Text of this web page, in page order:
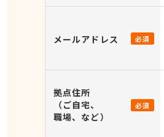
メールアドレス 必須
拠点住所
（ご自宅、
職場、など）
必須